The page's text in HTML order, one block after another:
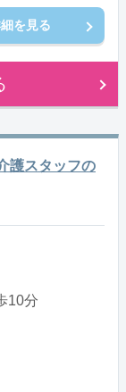
を見る
護スタッフの
10分